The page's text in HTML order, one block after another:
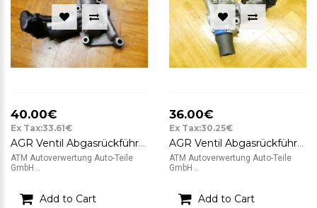
40.00€
Ex Tax:33.61€
AGR Ventil Abgasrückführungsventil Opel Corsa C Pierburg GM 9157671
ATM Autoverwertung Auto-Teile
GmbH ..
Add to Cart
36.00€
Ex Tax:30.25€
AGR Ventil Abgasrückführungsventil Opel Agila Pierburg 9157671 GM
ATM Autoverwertung Auto-Teile
GmbH ..
Add to Cart